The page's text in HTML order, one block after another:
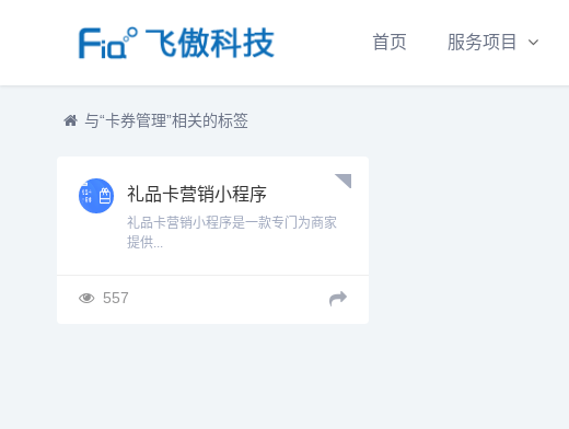
首页 服务项目
与“卡券管理”相关的标签
礼品卡营销小程序
礼品卡营销小程序是一款专门为商家
提供...
557